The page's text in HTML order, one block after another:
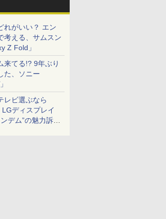
れがいい？ エン
考える、サムスン
Z Fold」
来てる!? 9年ぶり
た、ソニー
レビ選ぶなら
ディスプレイ
デム”の魅力訴